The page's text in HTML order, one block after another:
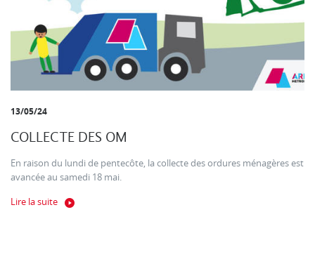
13/05/24
COLLECTE DES OM
En raison du lundi de pentecôte, la collecte des ordures ménagères est
avancée au samedi 18 mai.
Lire la suite